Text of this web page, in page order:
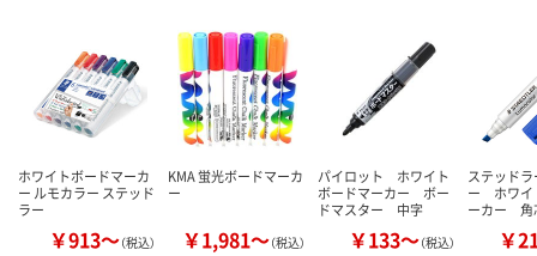
カゴへ
数量
カゴへ カ
ホワイトボードマーカ
ー ルモカラー ステッド
ラー
￥913～（税込）
KMA 蛍光ボードマーカ
ー
￥1,981～（税込）
パイロット ホワイト
ボードマーカー ボー
ドマスター 中字
￥133～（税込）
ステッド
ー ホワイ
ーカー
￥